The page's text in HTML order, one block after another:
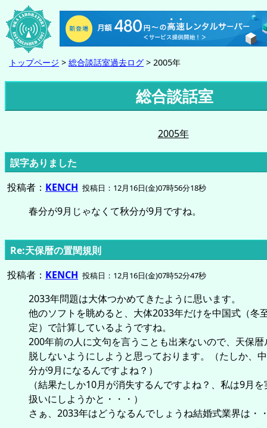
トップページ >総合談話室過去ログ > 2005年
総合談話室
2005年
誤字ありました
投稿者： KENCH 投稿日：12月16日(金)07時56分18秒
春分が9月じゃなくて秋分が9月ですね。
Re:天保暦の置閏規則
投稿者： KENCH 投稿日：12月16日(金)07時52分47秒
2033年問題は大体つかめてきたように思います。
他のソフトを眺めると、大体2033年だけを中国式（冬
定）で計算しているようですね。
200年前の人に文句を言うことも出来ないので、天保
脱しないようにしようと思っております。（たしか、
分が9月になるんですよね？）
（結果たしか10月が消失するんですよね？、私は9月
扱いにしようかと・・・）
さぁ、2033年はどうなるんでしょうね結婚式業界は・